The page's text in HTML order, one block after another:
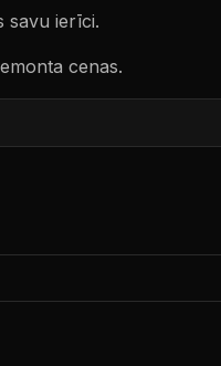
savu ierīci.
cenas.